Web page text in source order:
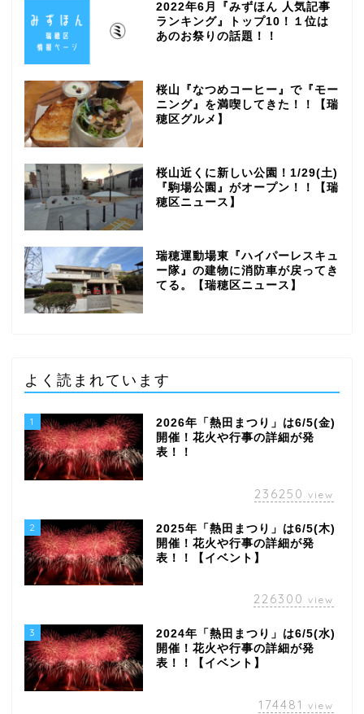
2022年6月『みずほん 人気記事
ランキング』トップ10！１位は
あのお祭りの話題！！
桜山『なつめコーヒー』で『モー
ニング』を満喫してきた！！【瑞
穂区グルメ】
桜山近くに新しい公園！1/29(土)
『駒場公園』がオープン！！【瑞
穂区ニュース】
瑞穂運動場東『ハイパーレスキュ
ー隊』の建物に消防車が戻ってき
てる。【瑞穂区ニュース】
よく読まれています
1
2026年「熱田まつり」は6/5(金)
開催！花火や行事の詳細が発
表！！
236250 view
2
2025年「熱田まつり」は6/5(木)
開催！花火や行事の詳細が発
表！！【イベント】
226300 view
3
2024年「熱田まつり」は6/5(水)
開催！花火や行事の詳細が発
表！！【イベント】
174481 view